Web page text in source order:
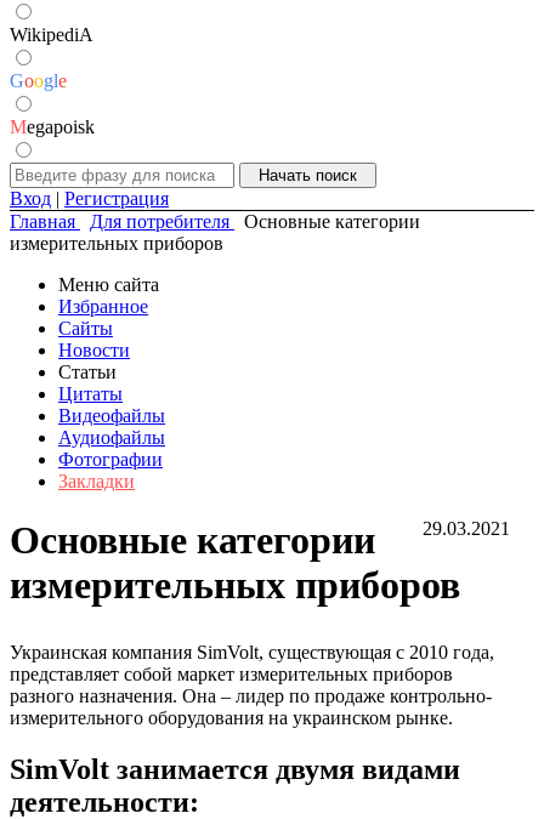
WikipediA
Google
Megapoisk
Вход | Регистрация
Главная
Для потребителя
Основные категории
измерительных приборов
Меню сайта
Избранное
Сайты
Новости
Статьи
Цитаты
Видеофайлы
Аудиофайлы
Фотографии
Закладки
29.03.2021
Основные категории
измерительных приборов
Украинская компания SimVolt, существующая с 2010 года,
представляет собой маркет измерительных приборов
разного назначения. Она – лидер по продаже контрольно-
измерительного оборудования на украинском рынке.
SimVolt занимается двумя видами
деятельности: